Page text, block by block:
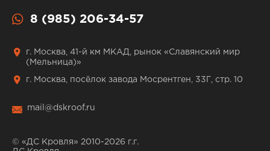
8 (985) 206-34-57
г. Москва, 41-й км МКАД, рынок «Славянский мир
(Мельница)»
г. Москва, посёлок завода Мосрентген, 33Г, стр. 10
mail@dskroof.ru
© «ДС Кровля» 2010-2026 г.г.